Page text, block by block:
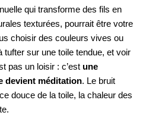
qui transforme des fils en
texturées, pourrait être votre
choisir des couleurs vives ou
tufter sur une toile tendue, et voir
pas un loisir : c’est une
devient méditation. Le bruit
douce de la toile, la chaleur des